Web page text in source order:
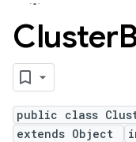
Cluster
public class
extends Object